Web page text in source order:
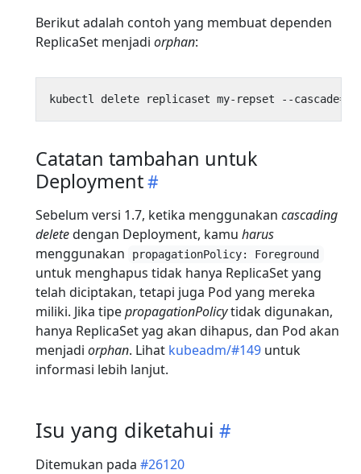
Berikut adalah contoh yang membuat dependen
ReplicaSet menjadi orphan:
kubectl delete replicaset my-repset --cascade=
Catatan tambahan untuk
Deployment
Sebelum versi 1.7, ketika menggunakan cascading
deletedengan Deployment, kamu harus
menggunakan
propagationPolicy: Foreground
untuk menghapus tidak hanya ReplicaSet yang
telah diciptakan, tetapi juga Pod yang mereka
miliki. Jika tipepropagationPolicytidak digunakan,
hanya ReplicaSet yag akan dihapus, dan Pod akan
menjadi orphan. Lihat kubeadm/#149 untuk
informasi lebih lanjut.
Isu yang diketahui
Ditemukan pada #26120